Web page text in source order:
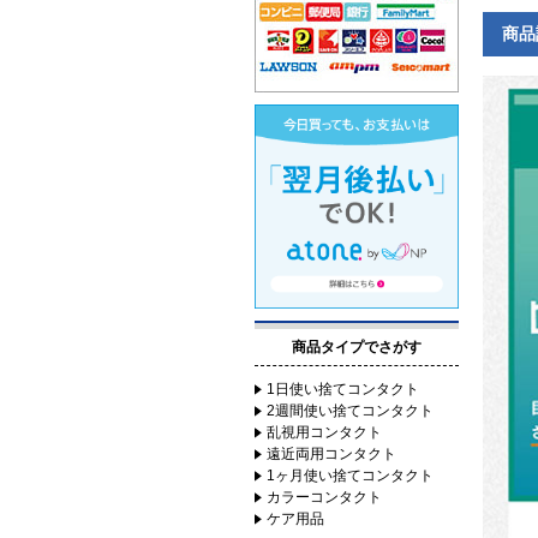
商品タイプでさがす
1日使い捨てコンタクト
2週間使い捨てコンタクト
乱視用コンタクト
遠近両用コンタクト
1ヶ月使い捨てコンタクト
カラーコンタクト
ケア用品
商